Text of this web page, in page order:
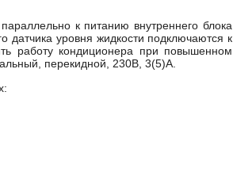
к питанию внутреннего блока
датчика уровня жидкости подключаются к
работу кондиционера при повышенном
перекидной, 230В, 3(5)А.